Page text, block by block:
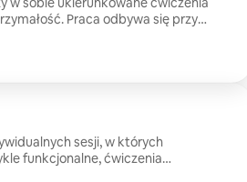
Praca odbywa się przy
nowoczesnych
postawy, równowagi i napięcia
sesji, w których
funkcjonalne, ćwiczenia
sekwencje ćwiczeń bez sprzętu,